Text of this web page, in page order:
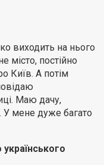
виходить на нього
місто, постійно
Київ. А потім
Маю дачу,
У мене дуже багато